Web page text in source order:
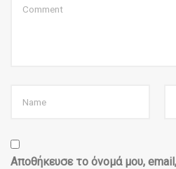
Αποθήκευσε το όνομά μου,